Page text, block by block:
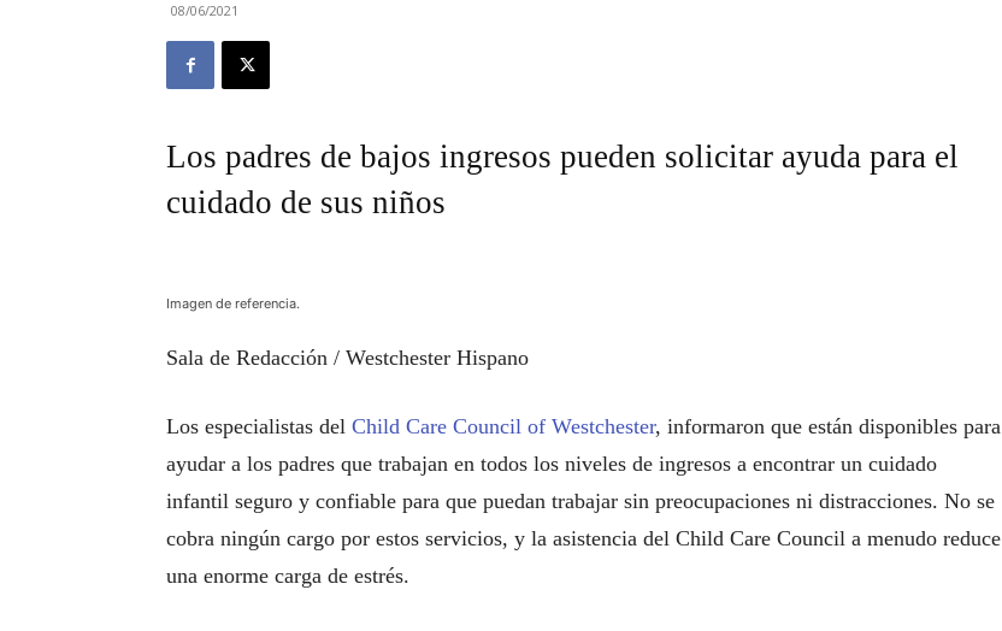
08/06/2021
Los padres de bajos ingresos pueden solicitar ayuda para el
cuidado de sus niños
Imagen de referencia.
Sala de Redacción / Westchester Hispano
Los especialistas del Child Care Council of Westchester, informaron que están disponibles para
ayudar a los padres que trabajan en todos los niveles de ingresos a encontrar un cuidado
infantil seguro y confiable para que puedan trabajar sin preocupaciones ni distracciones. No se
cobra ningún cargo por estos servicios, y la asistencia del Child Care Council a menudo reduce
una enorme carga de estrés.